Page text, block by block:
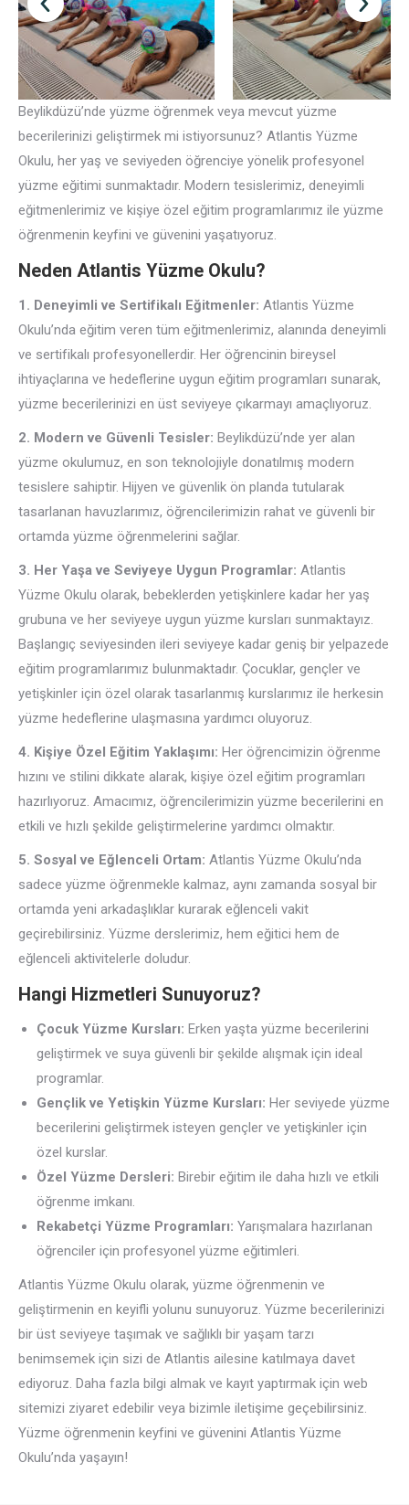
Beylikdüzü’nde yüzme öğrenmek veya mevcut yüzme
becerilerinizi geliştirmek mi istiyorsunuz? Atlantis Yüzme
Okulu, her yaş ve seviyeden öğrenciye yönelik profesyonel
yüzme eğitimi sunmaktadır. Modern tesislerimiz, deneyimli
eğitmenlerimiz ve kişiye özel eğitim programlarımız ile yüzme
öğrenmenin keyfini ve güvenini yaşatıyoruz.
Neden Atlantis Yüzme Okulu?
1. Deneyimli ve Sertifikalı Eğitmenler: Atlantis Yüzme
Okulu’nda eğitim veren tüm eğitmenlerimiz, alanında deneyimli
ve sertifikalı profesyonellerdir. Her öğrencinin bireysel
ihtiyaçlarına ve hedeflerine uygun eğitim programları sunarak,
yüzme becerilerinizi en üst seviyeye çıkarmayı amaçlıyoruz.
2. Modern ve Güvenli Tesisler: Beylikdüzü’nde yer alan
yüzme okulumuz, en son teknolojiyle donatılmış modern
tesislere sahiptir. Hijyen ve güvenlik ön planda tutularak
tasarlanan havuzlarımız, öğrencilerimizin rahat ve güvenli bir
ortamda yüzme öğrenmelerini sağlar.
3. Her Yaşa ve Seviyeye Uygun Programlar: Atlantis
Yüzme Okulu olarak, bebeklerden yetişkinlere kadar her yaş
grubuna ve her seviyeye uygun yüzme kursları sunmaktayız.
Başlangıç seviyesinden ileri seviyeye kadar geniş bir yelpazede
eğitim programlarımız bulunmaktadır. Çocuklar, gençler ve
yetişkinler için özel olarak tasarlanmış kurslarımız ile herkesin
yüzme hedeflerine ulaşmasına yardımcı oluyoruz.
4. Kişiye Özel Eğitim Yaklaşımı: Her öğrencimizin öğrenme
hızını ve stilini dikkate alarak, kişiye özel eğitim programları
hazırlıyoruz. Amacımız, öğrencilerimizin yüzme becerilerini en
etkili ve hızlı şekilde geliştirmelerine yardımcı olmaktır.
5. Sosyal ve Eğlenceli Ortam: Atlantis Yüzme Okulu’nda
sadece yüzme öğrenmekle kalmaz, aynı zamanda sosyal bir
ortamda yeni arkadaşlıklar kurarak eğlenceli vakit
geçirebilirsiniz. Yüzme derslerimiz, hem eğitici hem de
eğlenceli aktivitelerle doludur.
Hangi Hizmetleri Sunuyoruz?
Çocuk Yüzme Kursları: Erken yaşta yüzme becerilerini
geliştirmek ve suya güvenli bir şekilde alışmak için ideal
programlar.
Gençlik ve Yetişkin Yüzme Kursları: Her seviyede yüzme
becerilerini geliştirmek isteyen gençler ve yetişkinler için
özel kurslar.
Özel Yüzme Dersleri: Birebir eğitim ile daha hızlı ve etkili
öğrenme imkanı.
Rekabetçi Yüzme Programları: Yarışmalara hazırlanan
öğrenciler için profesyonel yüzme eğitimleri.
Atlantis Yüzme Okulu olarak, yüzme öğrenmenin ve
geliştirmenin en keyifli yolunu sunuyoruz. Yüzme becerilerinizi
bir üst seviyeye taşımak ve sağlıklı bir yaşam tarzı
benimsemek için sizi de Atlantis ailesine katılmaya davet
ediyoruz. Daha fazla bilgi almak ve kayıt yaptırmak için web
sitemizi ziyaret edebilir veya bizimle iletişime geçebilirsiniz.
Yüzme öğrenmenin keyfini ve güvenini Atlantis Yüzme
Okulu’nda yaşayın!